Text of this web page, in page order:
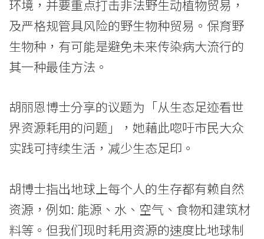
院
香
港
浸
会
学
环境，并要重点打击非法野生动植物贸易，
及严格规管具风险的野生物种贸易。保育野
生物种，有可能是避免未来传染病大流行的
其一种最佳方法。
胡丽恩博士分享的议题为「从生态足迹看世
界资源耗用的问题」，她藉此唿吁市民大众
实践可持续生活，减少生态足印。
胡博士指出地球上每个人的生存都有赖自然
资源，例如: 能源、水、空气、食物和建筑材
料等。但我们现时耗用资源的速度比地球制